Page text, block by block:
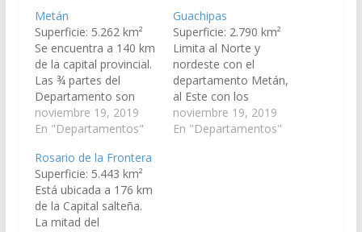
Metán
Superficie: 5.262 km²
Se encuentra a 140 km
de la capital provincial.
Las ¾ partes del
Departamento son
llanura, la región
montañosa se
oeste. Limita al Norte
con los departamentos
de General Güemes y
de Anta, al Este con el
de Anta, al Sur con la
noviembre 19, 2019
En "Departamentos"
Guachipas
Superficie: 2.790 km²
Limita al Norte y
nordeste con el
departamento Metán,
al Este con los
departamentos
Candelaria y Rosario
noviembre 19, 2019
En "Departamentos"
Rosario de la Frontera
Superficie: 5.443 km²
Está ubicada a 176 km
de la Capital salteña.
La mitad del